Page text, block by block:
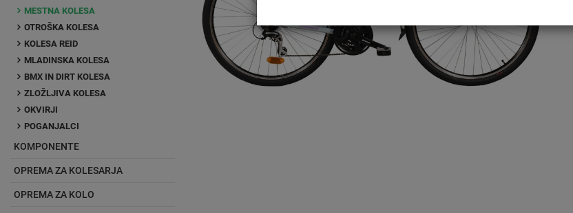
MESTNA KOLESA
OTROŠKA KOLESA
KOLESA REID
MLADINSKA KOLESA
BMX IN DIRT KOLESA
ZLOŽLJIVA KOLESA
OKVIRJI
POGANJALCI
KOMPONENTE
OPREMA ZA KOLESARJA
OPREMA ZA KOLO